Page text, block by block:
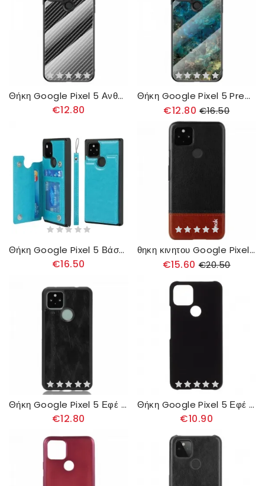
Θήκη Google Pixel 5 Ανθρακούχο Σκληρυμένο Γυαλί
€12.80
Θήκη Google Pixel 5 Premium Colors Tempered Glass
€12.80 €16.50
Θήκη Google Pixel 5 Βάση Θήκης Κάρτας Και Κορδόνι
€16.50
θηκη κινητου Google Pixel 5 Δερμάτινο Εφέ Σειράς Imak Ruiyi
€15.60 €20.50
Θήκη Google Pixel 5 Εφέ Δέρματος Ραφής
€12.80
Θήκη Google Pixel 5 Εφέ Από Καουτσούκ
€10.90